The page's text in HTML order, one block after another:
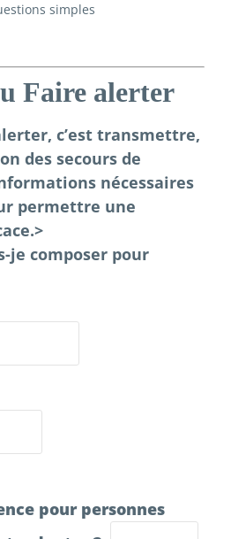
simples
Faire alerter
c’est transmettre,
des secours de
nécessaires
permettre une
je composer pour
pour personnes